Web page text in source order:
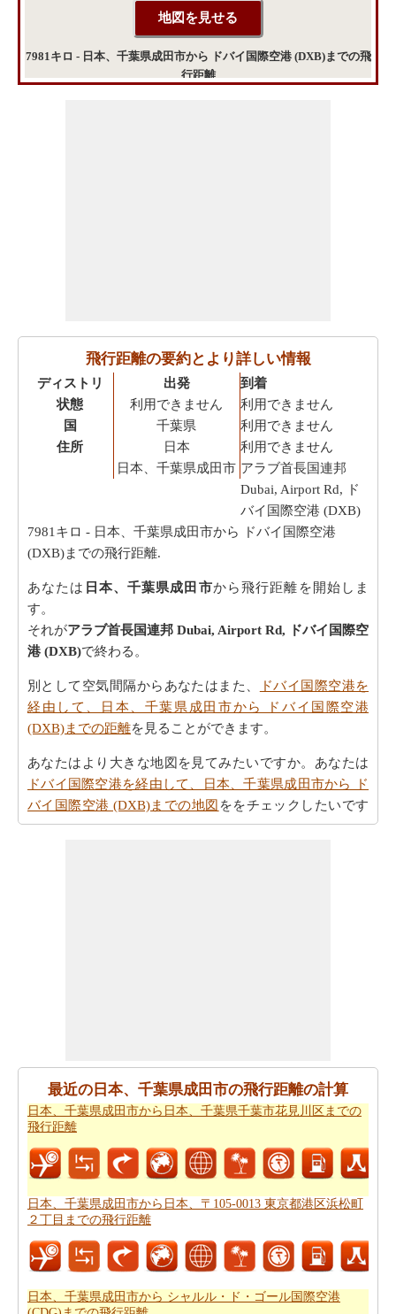
7981キロ - 日本、千葉県成田市から ドバイ国際空港 (DXB)までの飛
行距離
飛行距離の要約とより詳しい情報
ディストリ
状態
国
住所
出発
利用できません
千葉県
日本
日本、千葉県成田市
到着
利用できません
利用できません
利用できません
アラブ首長国連邦
Dubai, Airport Rd, ド
バイ国際空港 (DXB)
7981キロ - 日本、千葉県成田市から ドバイ国際空港
(DXB)までの飛行距離.
あなたは 日本、千葉県成田市から飛行距離を開始しま
す。
それがアラブ首長国連邦 Dubai, Airport Rd, ドバイ国際空
港 (DXB)で終わる。
別として空気間隔からあなたはまた、
ドバイ国際空港を
経由して、日本、千葉県成田市から ドバイ国際空港
(DXB)までの距離を見ることができます。
あなたはより大きな地図を見てみたいですか。あなたは
ドバイ国際空港を経由して、日本、千葉県成田市から ド
バイ国際空港 (DXB)までの地図 ををチェックしたいです
か。
旅行過ごすことになりますとどのくらいの時間推定値す
るのに役立ちます。
あなたの日本、千葉県成田市から ドバイ国際空港 (DXB)
要ですか。
ドバイ国際空港を経由して、日本、千葉県成
田市から ドバイ国際空港 (DXB)までの旅行
ために私たち
の旅のプランナーをお試しください。
日本、千葉県成田市から ドバイ国際空港 (DXB)まで飛行
機で旅行をお探しですか。あなたはまた、ドバイ国際空
(DXB)までの飛行時間を知ることができます。
最近の日本、千葉県成田市の飛行距離の計算
日本、千葉県成田市から日本、千葉県千葉市花見川区までの
飛行距離
日本、千葉県成田市から日本、〒105-0013 東京都港区浜松町
２丁目までの飛行距離
日本、千葉県成田市から シャルル・ド・ゴール国際空港